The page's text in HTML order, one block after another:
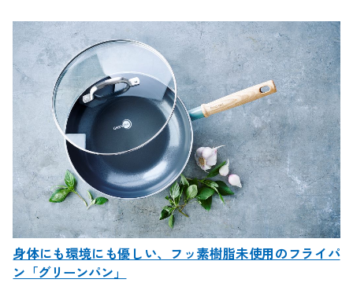
身体にも環境にも優しい、フッ素樹脂未使用のフライパ
ン「グリーンパン」